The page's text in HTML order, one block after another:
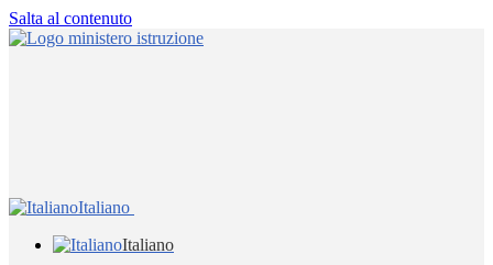
Salta al contenuto
Italiano
Italiano